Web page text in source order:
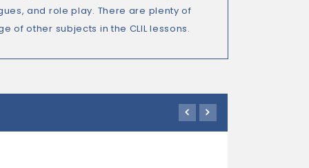
and role play. There are plenty of
of other subjects in the CLIL lessons.